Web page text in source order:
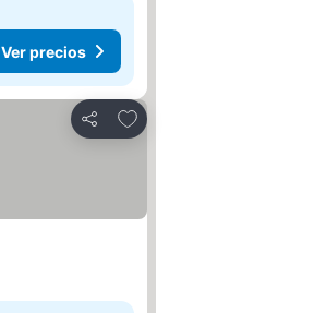
Ver precios
Compartir
Añadir a favoritos